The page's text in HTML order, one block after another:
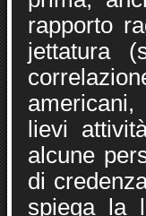
rapporto
jettatura
lievi
alcune
di
spiega la